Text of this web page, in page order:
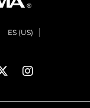
ES (US)